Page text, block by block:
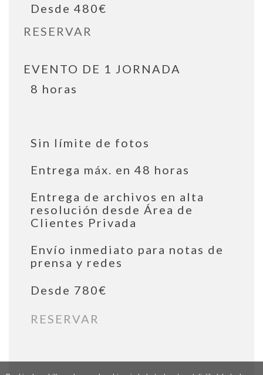
Desde 480€
RESERVAR
EVENTO DE 1 JORNADA
8 horas
Sin límite de fotos
Entrega máx. en 48 horas
Entrega de archivos en alta
resolución desde Área de
Clientes Privada
Envío inmediato para notas de
prensa y redes
Desde 780€
RESERVAR